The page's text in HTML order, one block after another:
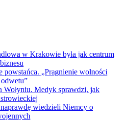
w Krakowie była jak centrum
powstańca. „Pragnienie wolności
Wołyniu. Medyk sprawdzi, jak
wiedzieli Niemcy o